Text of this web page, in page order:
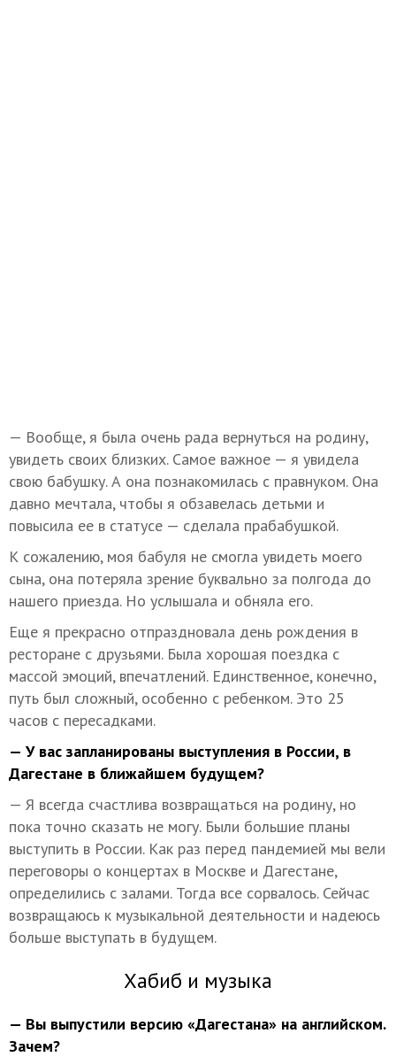
— Вообще, я была очень рада вернуться на родину,
увидеть своих близких. Самое важное — я увидела
свою бабушку. А она познакомилась с правнуком. Она
давно мечтала, чтобы я обзавелась детьми и
повысила ее в статусе — сделала прабабушкой.
К сожалению, моя бабуля не смогла увидеть моего
сына, она потеряла зрение буквально за полгода до
нашего приезда. Но услышала и обняла его.
Еще я прекрасно отпраздновала день рождения в
ресторане с друзьями. Была хорошая поездка с
массой эмоций, впечатлений. Единственное, конечно,
путь был сложный, особенно с ребенком. Это 25
часов с пересадками.
— У вас запланированы выступления в России, в
Дагестане в ближайшем будущем?
— Я всегда счастлива возвращаться на родину, но
пока точно сказать не могу. Были большие планы
выступить в России. Как раз перед пандемией мы вели
переговоры о концертах в Москве и Дагестане,
определились с залами. Тогда все сорвалось. Сейчас
возвращаюсь к музыкальной деятельности и надеюсь
больше выступать в будущем.
Хабиб и музыка
— Вы выпустили версию «Дагестана» на английском.
Зачем?